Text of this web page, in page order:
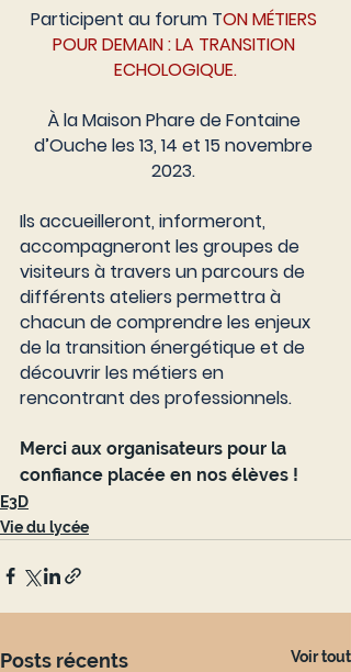
Participent au forum TON MÉTIERS
POUR DEMAIN : LA TRANSITION
ECHOLOGIQUE.
À la Maison Phare de Fontaine
d’Ouche les 13, 14 et 15 novembre
2023.
Ils accueilleront, informeront,
accompagneront les groupes de
visiteurs à travers un parcours de
différents ateliers permettra à
chacun de comprendre les enjeux
de la transition énergétique et de
découvrir les métiers en
rencontrant des professionnels.
Merci aux organisateurs pour la
confiance placée en nos élèves !
E3D
Vie du lycée
Posts récents Voir tout